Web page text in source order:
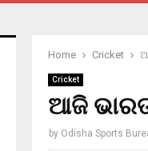
Home Cricket
Cricket
ଆଜି
by Odisha Sports